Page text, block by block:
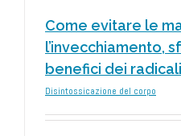
Come evitare le
l’invecchiamento,
benefici dei
Disintossicazione del corpo